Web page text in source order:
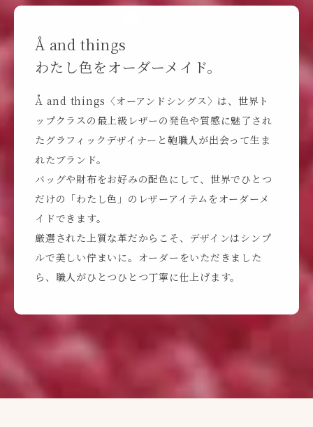
Å and things
わたし色をオーダーメイド。
Å and things〈オーアンドシングス〉は、世界ト
ップクラスの最上級レザーの発色や質感に魅了され
たグラフィックデザイナーと鞄職人が出会って生ま
れたブランド。
バッグや財布をお好みの配色にして、世界でひとつ
だけの「わたし色」のレザーアイテムをオーダーメ
イドできます。
厳選された上質な革だからこそ、デザインはシンプ
ルで美しい佇まいに。オーダーをいただきました